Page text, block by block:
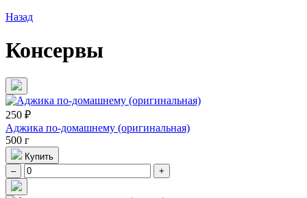
Назад
Консервы
250 ₽
Аджика по-домашнему (оригинальная)
500 г
Купить
–
+